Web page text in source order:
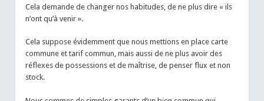
Cela demande de changer nos habitudes, de ne plus dire « ils
n’ont qu’à venir ».
Cela suppose évidemment que nous mettions en place carte
commune et tarif commun, mais aussi de ne plus avoir des
réflexes de possessions et de maîtrise, de penser flux et non
stock.